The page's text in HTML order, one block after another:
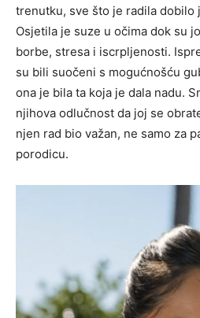
trenutku, sve što je radila dobilo
Osjetila je suze u očima dok su
borbe, stresa i iscrpljenosti.
su bili suočeni s mogućnošću
ona je bila ta koja je dala nadu.
njihova odlučnost da joj se
njen rad bio važan, ne samo za
porodicu.